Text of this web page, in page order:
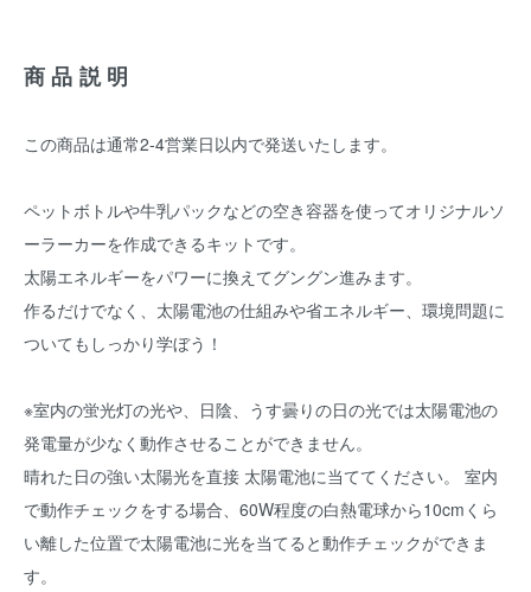
商品説明
この商品は通常2-4営業日以内で発送いたします。
ペットボトルや牛乳パックなどの空き容器を使ってオリジナルソ
ーラーカーを作成できるキットです。
太陽エネルギーをパワーに換えてグングン進みます。
作るだけでなく、太陽電池の仕組みや省エネルギー、環境問題に
ついてもしっかり学ぼう！
※室内の蛍光灯の光や、日陰、うす曇りの日の光では太陽電池の
発電量が少なく動作させることができません。
晴れた日の強い太陽光を直接 太陽電池に当ててください。 室内
で動作チェックをする場合、60W程度の白熱電球から10cmくら
い離した位置で太陽電池に光を当てると動作チェックができま
す。